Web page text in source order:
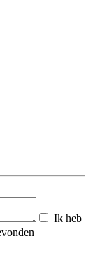
Ik heb